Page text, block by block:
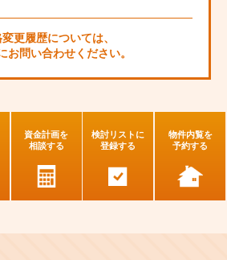
更履歴については、
お問い合わせください。
資金計画を
相談する
検討リストに
登録する
物件内覧を
予約する